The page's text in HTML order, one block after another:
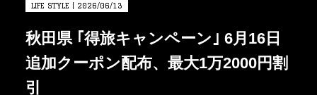
LIFE STYLE | 2026/06/13
秋田県 ｢得旅キャンペーン｣ 6月16日
追加クーポン配布、最大1万2000円割
引